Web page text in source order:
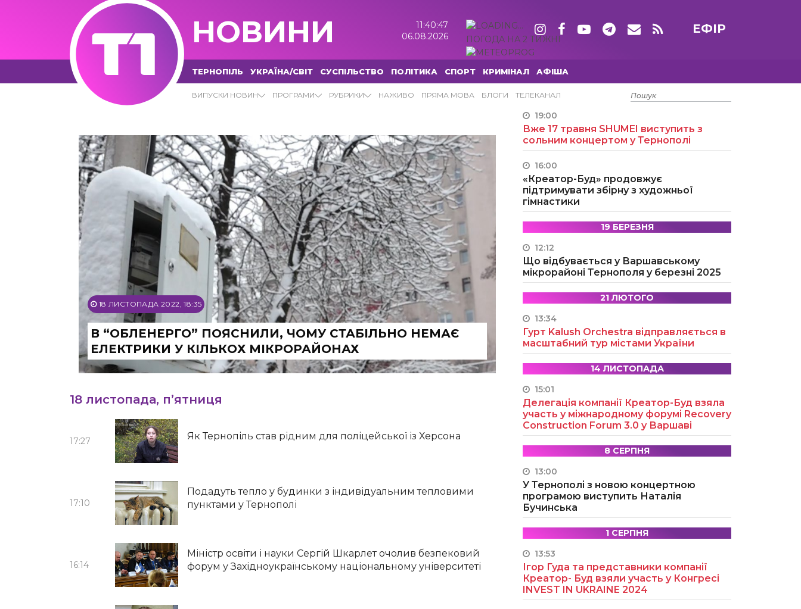
НОВИНИ
11:40:48
06.08.2026
ПОГОДА НА 2 ТИЖНІ
ЕФІР
ТЕРНОПІЛЬ УКРАЇНА/СВІТ СУСПІЛЬСТВО ПОЛІТИКА СПОРТ КРИМІНАЛ АФІША
ВИПУСКИ НОВИН ПРОГРАМИ РУБРИКИ НАЖИВО ПРЯМА МОВА БЛОГИ ТЕЛЕКАНАЛ
18.11.2022 - Т1 НОВИНИ
18 ЛИСТОПАДА 2022, 18:35
В “ОБЛЕНЕРГО” ПОЯСНИЛИ, ЧОМУ СТАБІЛЬНО НЕМАЄ
ЕЛЕКТРИКИ У КІЛЬКОХ МІКРОРАЙОНАХ
18 листопада, п’ятниця
17:27 Як Тернопіль став рідним для поліцейської із Херсона
17:10
Подадуть тепло у будинки з індивідуальним тепловими
пунктами у Тернополі
16:14
Міністр освіти і науки Сергій Шкарлет очолив безпековий
форум у Західноукраїнському національному університеті
15 ТРАВНЯ
19:00
Вже 17 травня SHUMEI виступить з
сольним концертом у Тернополі
16:00
«Креатор-Буд» продовжує
підтримувати збірну з художньої
гімнастики
19 БЕРЕЗНЯ
12:12
Що відбувається у Варшавському
мікрорайоні Тернополя у березні 2025
21 ЛЮТОГО
13:34
Гурт Kalush Orchestra відправляється в
масштабний тур містами України
14 ЛИСТОПАДА
15:01
Делегація компанії Креатор-Буд взяла
участь у міжнародному форумі Recovery
Construction Forum 3.0 у Варшаві
8 СЕРПНЯ
13:00
У Тернополі з новою концертною
програмою виступить Наталія
Бучинська
1 СЕРПНЯ
13:53
Ігор Гуда та представники компанії
Креатор- Буд взяли участь у Конгресі
INVEST IN UKRAINE 2024